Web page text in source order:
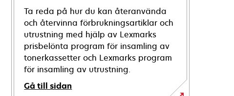
Ta reda på hur du kan återanvända
och återvinna förbrukningsartiklar och
utrustning med hjälp av Lexmarks
prisbelönta program för insamling av
tonerkassetter och Lexmarks program
för insamling av utrustning.
Gå till sidan